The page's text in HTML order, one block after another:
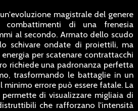
magistrale del genere
di una frenesia
al secondo. Armato dello scudo
schivare ondate di proiettili, ma
per scatenare contrattacchi
richiede una padronanza perfetta
trasformando le battaglie in un
errore può essere fatale. La
di visualizzare migliaia di
che rafforzano l'intensità